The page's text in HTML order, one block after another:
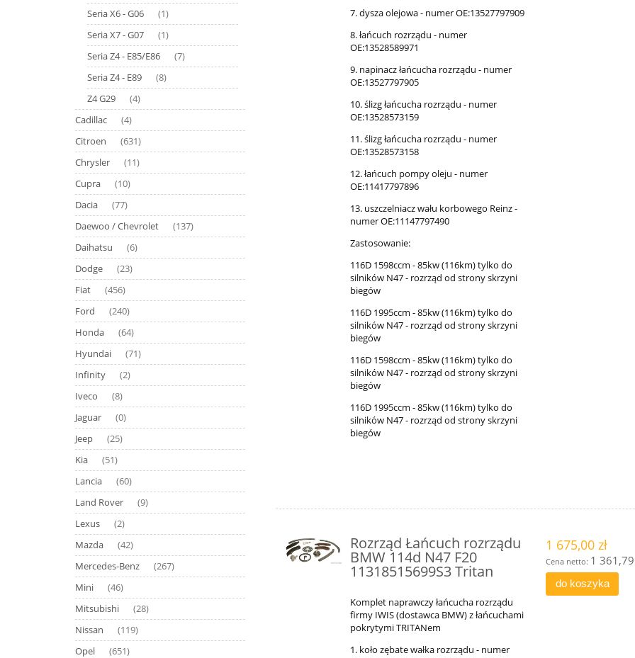
Seria X6 - G06 (1)
Seria X7 - G07 (1)
Seria Z4 - E85/E86 (7)
Seria Z4 - E89 (8)
Z4 G29 (4)
Cadillac (4)
Citroen (631)
Chrysler (11)
Cupra (10)
Dacia (77)
Daewoo / Chevrolet (137)
Daihatsu (6)
Dodge (23)
Fiat (456)
Ford (240)
Honda (64)
Hyundai (71)
Infinity (2)
Iveco (8)
Jaguar (0)
Jeep (25)
Kia (51)
Lancia (60)
Land Rover (9)
Lexus (2)
Mazda (42)
Mercedes-Benz (267)
Mini (46)
Mitsubishi (28)
Nissan (119)
Opel (651)
7. dysza olejowa - numer OE:13527797909
8. łańcuch rozrządu - numer
OE:13528589971
9. napinacz łańcucha rozrządu - numer
OE:13527797905
10. ślizg łańcucha rozrządu - numer
OE:13528573159
11. ślizg łańcucha rozrządu - numer
OE:13528573158
12. łańcuch pompy oleju - numer
OE:11417797896
13. uszczelniacz wału korbowego Reinz -
numer OE:11147797490
Zastosowanie:
116D 1598ccm - 85kw (116km) tylko do
silników N47 - rozrząd od strony skrzyni
biegów
116D 1995ccm - 85kw (116km) tylko do
silników N47 - rozrząd od strony skrzyni
biegów
116D 1598ccm - 85kw (116km) tylko do
silników N47 - rozrząd od strony skrzyni
biegów
116D 1995ccm - 85kw (116km) tylko do
silników N47 - rozrząd od strony skrzyni
biegów
Rozrząd Łańcuch rozrządu
BMW 114d N47 F20
11318515699S3 Tritan
Komplet naprawczy łańcucha rozrządu
firmy IWIS (dostawca BMW) z łańcuchami
pokrytymi TRITANem
1. koło zębate wałka rozrządu - numer
1 675,00 zł
Cena netto: 1 361,79
do koszyka